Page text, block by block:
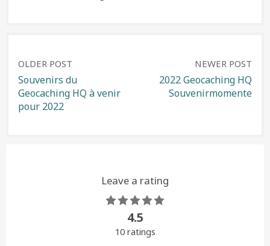
Post
navigation
OLDER POST
Souvenirs du
Geocaching HQ à venir
pour 2022
NEWER POST
2022 Geocaching HQ
Souvenirmomente